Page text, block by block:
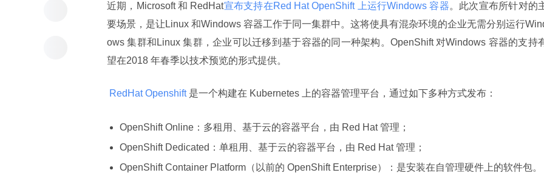
近期，Microsoft 和 RedHat宣布支持在Red Hat OpenShift 上运行Windows 容器。此次宣布所针对的
要场景，是让Linux 和Windows 容器工作于同一集群中。这将使具有混杂环境的企业无需分别运行
ows 集群和Linux 集群，企业可以迁移到基于容器的同一种架构。OpenShift 对Windows 容器的支持
望在2018 年春季以技术预览的形式提供。
RedHat Openshift 是一个构建在 Kubernetes 上的容器管理平台，通过如下多种方式发布：
OpenShift Online：多租用、基于云的容器平台，由 Red Hat 管理；
OpenShift Dedicated：单租用、基于云的容器平台，由 Red Hat 管理；
OpenShift Container Platform（以前的 OpenShift Enterprise）：是安装在自管理硬件上的软件包。